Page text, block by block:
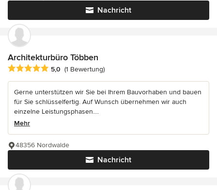
Nachricht
Architekturbüro Többen
Durchschnittliche Bewertung: 5 von 5 Sternen
5,0 (1 Bewertung)
Gerne unterstützen wir Sie bei Ihrem Bauvorhaben und bauen
für Sie schlüsselfertig. Auf Wunsch übernehmen wir auch
einzelne Leistungsphasen....
Mehr
Nachricht
48356 Nordwalde